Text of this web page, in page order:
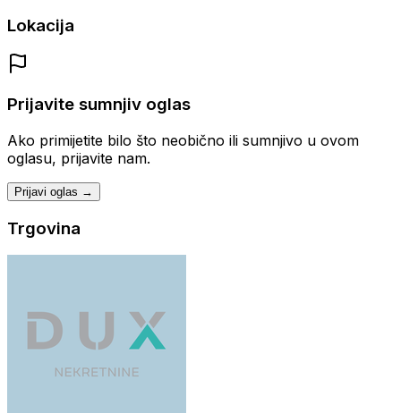
Lokacija
Prijavite sumnjiv oglas
Ako primijetite bilo što neobično ili sumnjivo u ovom
oglasu, prijavite nam.
Prijavi oglas →
Trgovina